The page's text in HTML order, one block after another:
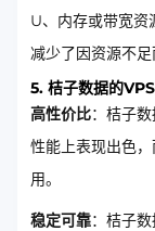
U、内存或带宽资
减少了因资源不足
5. 桔子数据的
高性价比：桔子
性能上表现出色
用。
稳定可靠：桔子